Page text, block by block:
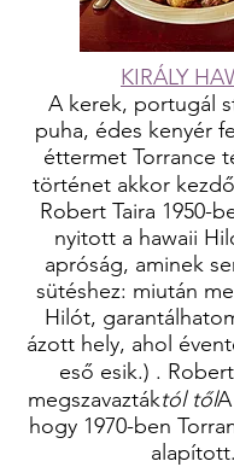
KIRÁLY
A kerek, portugál
puha, édes kenyér
éttermet Torrance
történet akkor
Robert Taira 1950-
nyitott a hawaii
apróság, aminek
sütéshez: miután
Hilót,
ázott hely, ahol
eső esik.) .
megszavaztáktól től
hogy 1970-ben
alapított.